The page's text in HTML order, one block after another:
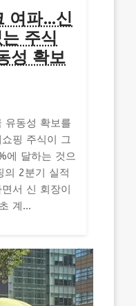
여파…신
주식
성 확보
유동성 확보를
핑 주식이 그
에 달하는 것으
의 2분기 실적
서 신 회장이
계...